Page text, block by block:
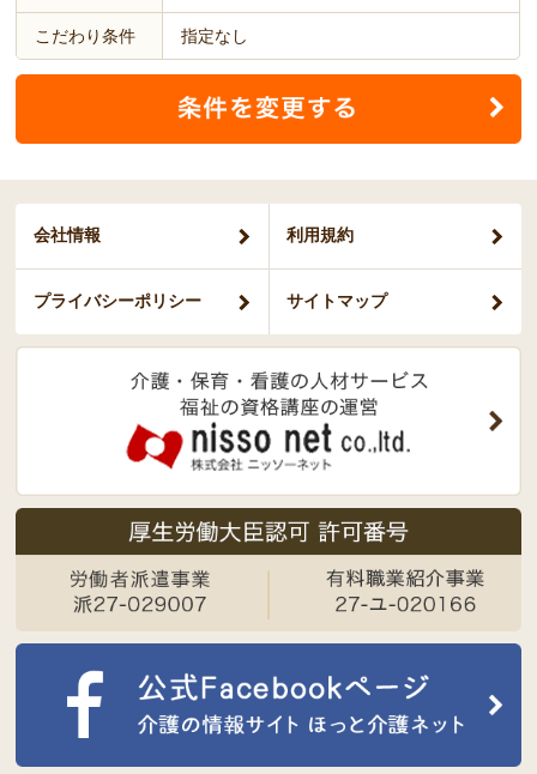
こだわり条件 指定なし
会社情報 利用規約
プライバシーポリシー サイトマップ